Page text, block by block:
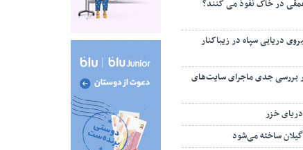
در خاک نفوذ می کنند؟
دریایی سپاه در زیباکنار
بررسی جدی ماجرای سایت‌های
خزر